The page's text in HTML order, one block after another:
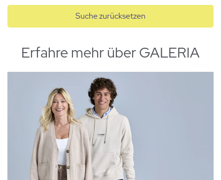
Suche zurücksetzen
Erfahre mehr über GALERIA